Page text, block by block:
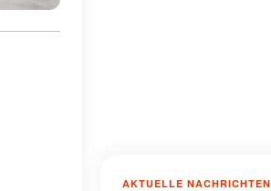
AKTUELLE NACHRICHTEN